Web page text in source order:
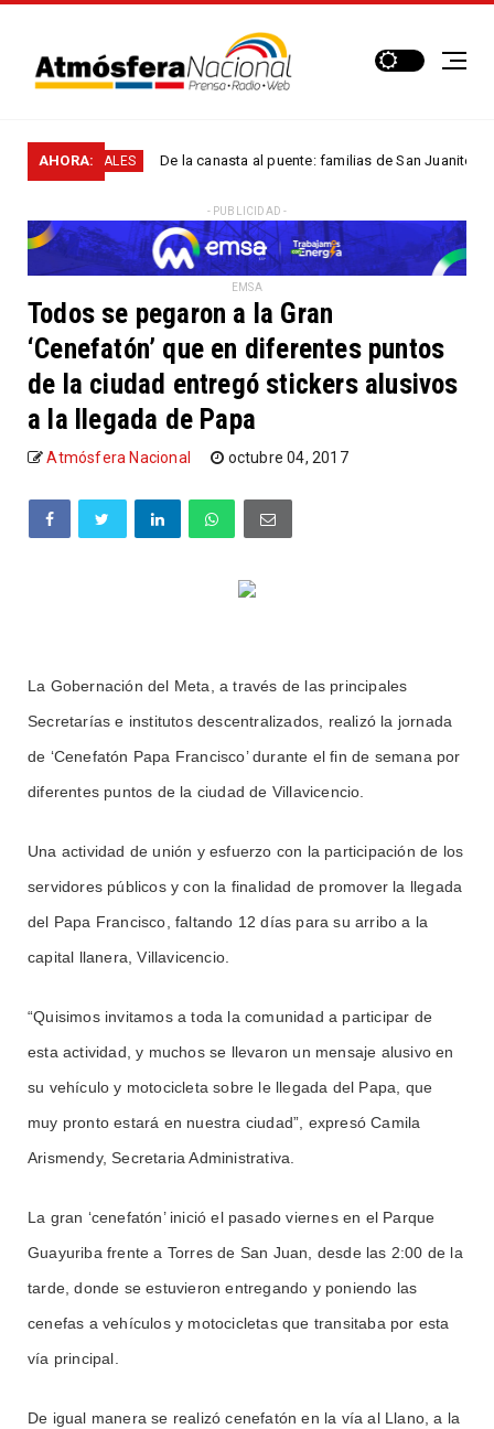
AHORA:
NACIONALES De la canasta al puente: familias de San Juanito y El
- PUBLICIDAD -
EMSA
Todos se pegaron a la Gran
‘Cenefatón’ que en diferentes puntos
de la ciudad entregó stickers alusivos
a la llegada de Papa
Atmósfera Nacional octubre 04, 2017
La Gobernación del Meta, a través de las principales
Secretarías e institutos descentralizados, realizó la jornada
de ‘Cenefatón Papa Francisco’ durante el fin de semana por
diferentes puntos de la ciudad de Villavicencio.
Una actividad de unión y esfuerzo con la participación de los
servidores públicos y con la finalidad de promover la llegada
del Papa Francisco, faltando 12 días para su arribo a la
capital llanera, Villavicencio.
“Quisimos invitamos a toda la comunidad a participar de
esta actividad, y muchos se llevaron un mensaje alusivo en
su vehículo y motocicleta sobre le llegada del Papa, que
muy pronto estará en nuestra ciudad”, expresó Camila
Arismendy, Secretaria Administrativa.
La gran ‘cenefatón’ inició el pasado viernes en el Parque
Guayuriba frente a Torres de San Juan, desde las 2:00 de la
tarde, donde se estuvieron entregando y poniendo las
cenefas a vehículos y motocicletas que transitaba por esta
vía principal.
De igual manera se realizó cenefatón en la vía al Llano, a la